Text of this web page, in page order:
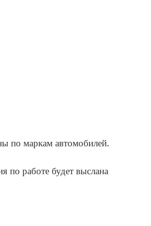
по маркам автомобилей.
по работе будет выслана